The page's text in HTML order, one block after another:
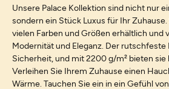
Unsere Palace Kollektion sind nicht nur
sondern ein Stück Luxus für Ihr
vielen Farben und Größen erhältlich und
Modernität und Eleganz. Der
Sicherheit, und mit 2200 g/m² bieten
Verleihen Sie Ihrem Zuhause einen
Wärme. Tauchen Sie ein in ein Gefühl